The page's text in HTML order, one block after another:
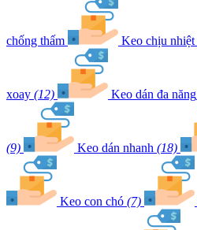
chống thấm Keo chịu nhiệt
xoay (12) Keo dán đa năng
(9) Keo dán nhanh (18)
Keo con chó (7)